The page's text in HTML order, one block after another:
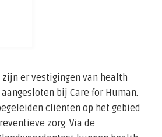
Onderzoek naar
vermoeidheid, waaronder
B12, ijzer, ferritine en vitamine
waardevolle inzichten in de
de cliënt en helpen bij het
advies- en behandelplan.
er vestigingen van health
bij Care for Human.
cliënten op het gebied
zorg. Via de